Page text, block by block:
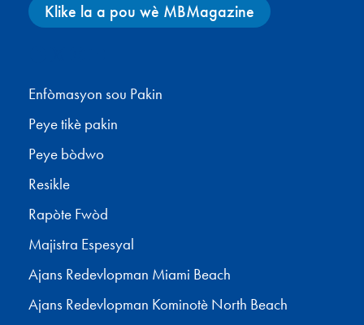
Klike la a pou wè MBMagazine
Enfòmasyon sou Pakin
Peye tikè pakin
Peye bòdwo
Resikle
Rapòte Fwòd
Majistra Espesyal
Ajans Redevlopman Miami Beach
Ajans Redevlopman Kominotè North Beach